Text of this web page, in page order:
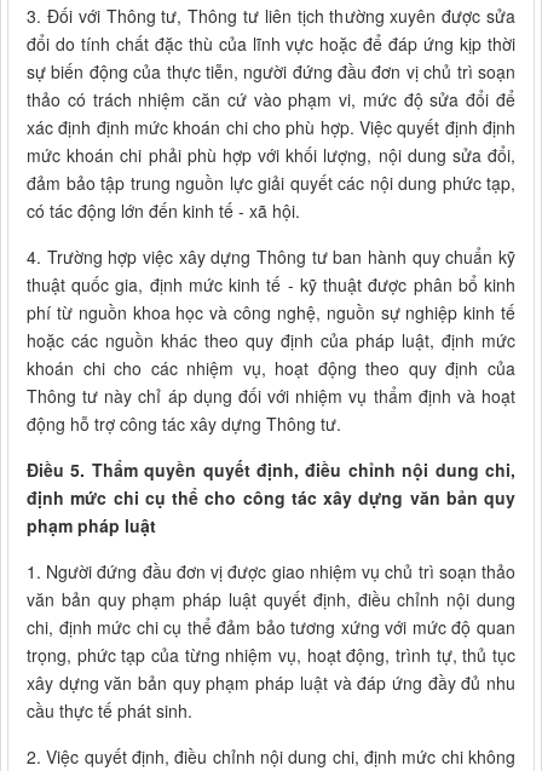
3. Đối với Thông tư, Thông tư liên tịch thường xuyên được sửa
đổi do tính chất đặc thù của lĩnh vực hoặc để đáp ứng kịp thời
sự biến động của thực tiễn, người đứng đầu đơn vị chủ trì soạn
thảo có trách nhiệm căn cứ vào phạm vi, mức độ sửa đổi để
xác định định mức khoán chi cho phù hợp. Việc quyết định định
mức khoán chi phải phù hợp với khối lượng, nội dung sửa đổi,
đảm bảo tập trung nguồn lực giải quyết các nội dung phức tạp,
có tác động lớn đến kinh tế - xã hội.
4. Trường hợp việc xây dựng Thông tư ban hành quy chuẩn kỹ
thuật quốc gia, định mức kinh tế - kỹ thuật được phân bổ kinh
phí từ nguồn khoa học và công nghệ, nguồn sự nghiệp kinh tế
hoặc các nguồn khác theo quy định của pháp luật, định mức
khoán chi cho các nhiệm vụ, hoạt động theo quy định của
Thông tư này chỉ áp dụng đối với nhiệm vụ thẩm định và hoạt
động hỗ trợ công tác xây dựng Thông tư.
Điều 5. Thẩm quyền quyết định, điều chỉnh nội dung chi,
định mức chi cụ thể cho công tác xây dựng văn bản quy
phạm pháp luật
1. Người đứng đầu đơn vị được giao nhiệm vụ chủ trì soạn thảo
văn bản quy phạm pháp luật quyết định, điều chỉnh nội dung
chi, định mức chi cụ thể đảm bảo tương xứng với mức độ quan
trọng, phức tạp của từng nhiệm vụ, hoạt động, trình tự, thủ tục
xây dựng văn bản quy phạm pháp luật và đáp ứng đầy đủ nhu
cầu thực tế phát sinh.
2. Việc quyết định, điều chỉnh nội dung chi, định mức chi không